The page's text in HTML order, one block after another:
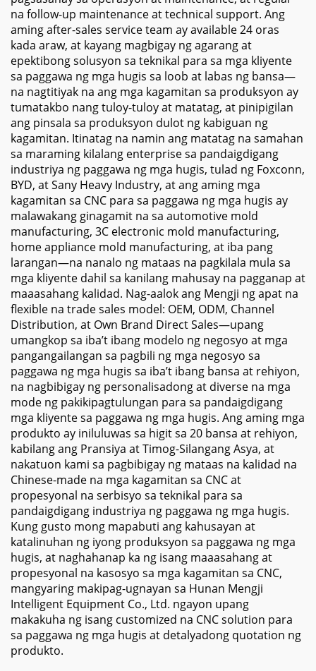
na follow-up maintenance at technical support. Ang
aming after-sales service team ay available 24 oras
kada araw, at kayang magbigay ng agarang at
epektibong solusyon sa teknikal para sa mga kliyente
sa paggawa ng mga hugis sa loob at labas ng bansa—
na nagtitiyak na ang mga kagamitan sa produksyon ay
tumatakbo nang tuloy-tuloy at matatag, at pinipigilan
ang pinsala sa produksyon dulot ng kabiguan ng
kagamitan. Itinatag na namin ang matatag na samahan
sa maraming kilalang enterprise sa pandaigdigang
industriya ng paggawa ng mga hugis, tulad ng Foxconn,
BYD, at Sany Heavy Industry, at ang aming mga
kagamitan sa CNC para sa paggawa ng mga hugis ay
malawakang ginagamit na sa automotive mold
manufacturing, 3C electronic mold manufacturing,
home appliance mold manufacturing, at iba pang
larangan—na nanalo ng mataas na pagkilala mula sa
mga kliyente dahil sa kanilang mahusay na pagganap at
maaasahang kalidad. Nag-aalok ang Mengji ng apat na
flexible na trade sales model: OEM, ODM, Channel
Distribution, at Own Brand Direct Sales—upang
umangkop sa iba’t ibang modelo ng negosyo at mga
pangangailangan sa pagbili ng mga negosyo sa
paggawa ng mga hugis sa iba’t ibang bansa at rehiyon,
na nagbibigay ng personalisadong at diverse na mga
mode ng pakikipagtulungan para sa pandaigdigang
mga kliyente sa paggawa ng mga hugis. Ang aming mga
produkto ay iniluluwas sa higit sa 20 bansa at rehiyon,
kabilang ang Pransiya at Timog-Silangang Asya, at
nakatuon kami sa pagbibigay ng mataas na kalidad na
Chinese-made na mga kagamitan sa CNC at
propesyonal na serbisyo sa teknikal para sa
pandaigdigang industriya ng paggawa ng mga hugis.
Kung gusto mong mapabuti ang kahusayan at
katalinuhan ng iyong produksyon sa paggawa ng mga
hugis, at naghahanap ka ng isang maaasahang at
propesyonal na kasosyo sa mga kagamitan sa CNC,
mangyaring makipag-ugnayan sa Hunan Mengji
Intelligent Equipment Co., Ltd. ngayon upang
makakuha ng isang customized na CNC solution para
sa paggawa ng mga hugis at detalyadong quotation ng
produkto.